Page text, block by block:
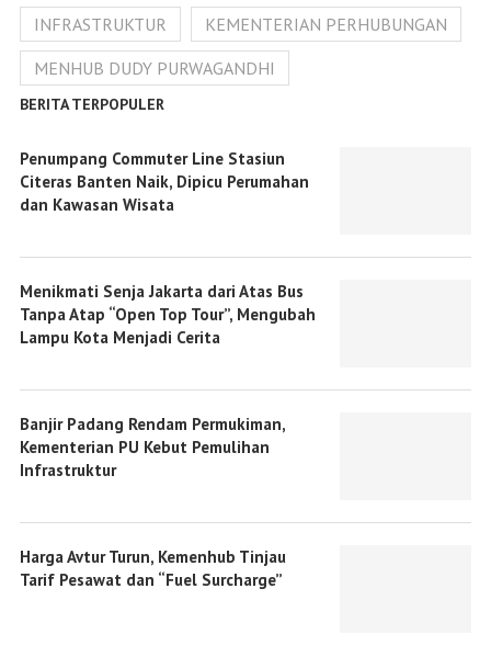
INFRASTRUKTUR
KEMENTERIAN PERHUBUNGAN
MENHUB DUDY PURWAGANDHI
BERITA TERPOPULER
Penumpang Commuter Line Stasiun
Citeras Banten Naik, Dipicu Perumahan
dan Kawasan Wisata
Menikmati Senja Jakarta dari Atas Bus
Tanpa Atap “Open Top Tour”, Mengubah
Lampu Kota Menjadi Cerita
Banjir Padang Rendam Permukiman,
Kementerian PU Kebut Pemulihan
Infrastruktur
Harga Avtur Turun, Kemenhub Tinjau
Tarif Pesawat dan “Fuel Surcharge”